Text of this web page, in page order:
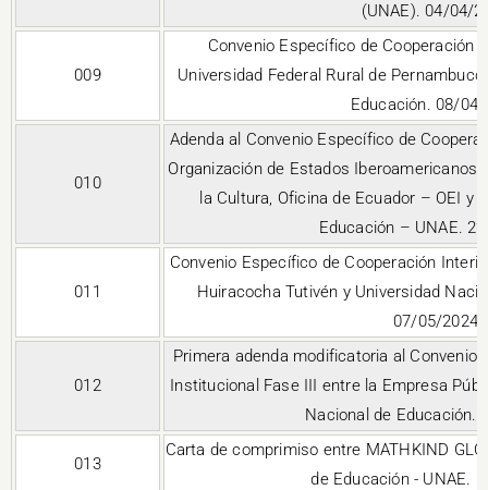
(UNAE). 04/04/
009
Convenio Específico de Cooperación
Universidad Federal Rural de
Educación. 08/04/
010
Adenda al Convenio Específico de
Organización de Estados Iberoamericanos
la Cultura, Oficina de Ecuador – OEI y
Educación – UNAE.
011
Convenio Específico de Cooperación
Huiracocha Tutivén y Universidad
07/05/2024
012
Primera adenda modificatoria al Convenio
Institucional Fase III entre la Empresa
Nacional de Educación.
013
Carta de comprimiso entre MATHKIND
de Educación - UNAE.